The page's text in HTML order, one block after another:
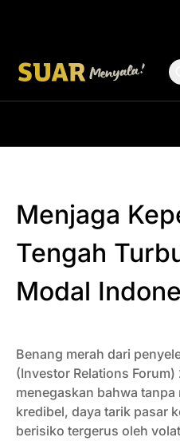
Menjaga
Tengah
Modal
Benang merah dari
(Investor Relations
menegaskan bahwa
kredibel, daya tarik pasar
berisiko tergerus oleh